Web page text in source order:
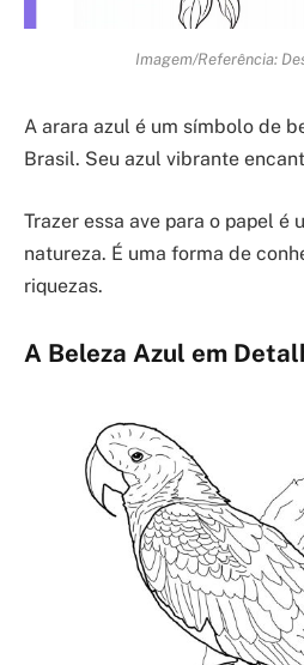
Imagem/Referência:
A arara azul é um símbolo de
Brasil. Seu azul vibrante
Trazer essa ave para o papel é
natureza. É uma forma de
riquezas.
A Beleza Azul em